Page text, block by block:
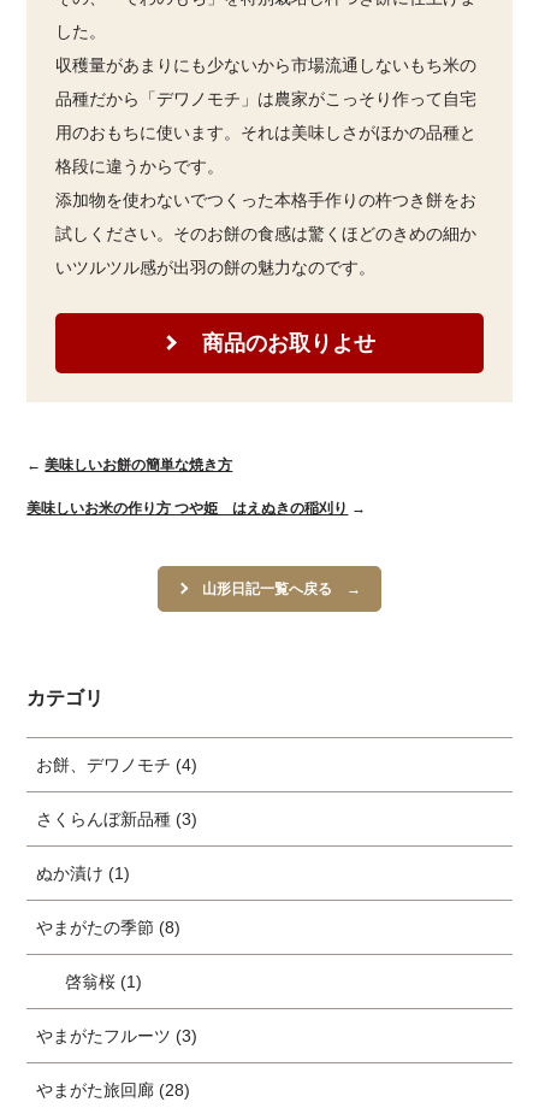
した。
収穫量があまりにも少ないから市場流通しないもち米の
品種だから「デワノモチ」は農家がこっそり作って自宅
用のおもちに使います。それは美味しさがほかの品種と
格段に違うからです。
添加物を使わないでつくった本格手作りの杵つき餅をお
試しください。そのお餅の食感は驚くほどのきめの細か
いツルツル感が出羽の餅の魅力なのです。
商品のお取りよせ
←美味しいお餅の簡単な焼き方
美味しいお米の作り方 つや姫 はえぬきの稲刈り →
山形日記一覧へ戻る
カテゴリ
お餅、デワノモチ (4)
さくらんぼ新品種 (3)
ぬか漬け (1)
やまがたの季節 (8)
啓翁桜 (1)
やまがたフルーツ (3)
やまがた旅回廊 (28)